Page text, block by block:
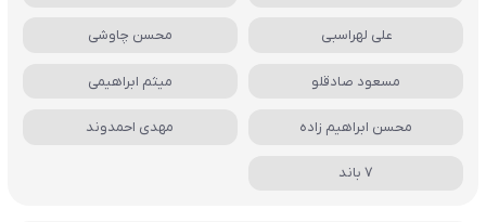
علی لهراسبی محسن چاوشی
مسعود صادقلو میثم ابراهیمی
محسن ابراهیم زاده مهدی احمدوند
7 باند